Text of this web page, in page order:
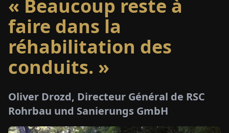
« Beaucoup reste à
faire dans la
réhabilitation des
conduits. »
Oliver Drozd, Directeur Général de RSC
Rohrbau und Sanierungs GmbH